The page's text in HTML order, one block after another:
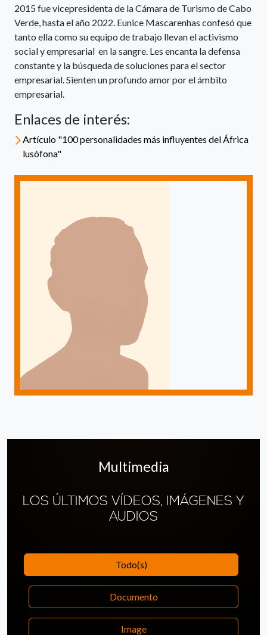
2015 fue vicepresidenta de la Cámara de Turismo de Cabo
Verde, hasta el año 2022. Eunice Mascarenhas confesó que
tanto ella como su equipo de trabajo llevan el activismo
social y empresarial en la sangre. Les encanta la defensa
constante y la búsqueda de soluciones para el sector
empresarial. Sienten un profundo amor por el ámbito
empresarial.
Enlaces de interés:
Artículo "100 personalidades más influyentes del África
lusófona"
Multimedia
LOS ÚLTIMOS VÍDEOS, IMÁGENES Y
AUDIOS
Todo(s)
Documento
Image